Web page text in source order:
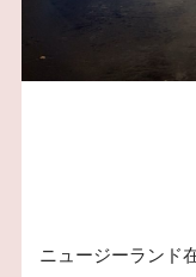
ニュージーランド